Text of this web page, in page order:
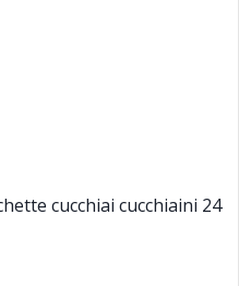
cucchiai cucchiaini 24